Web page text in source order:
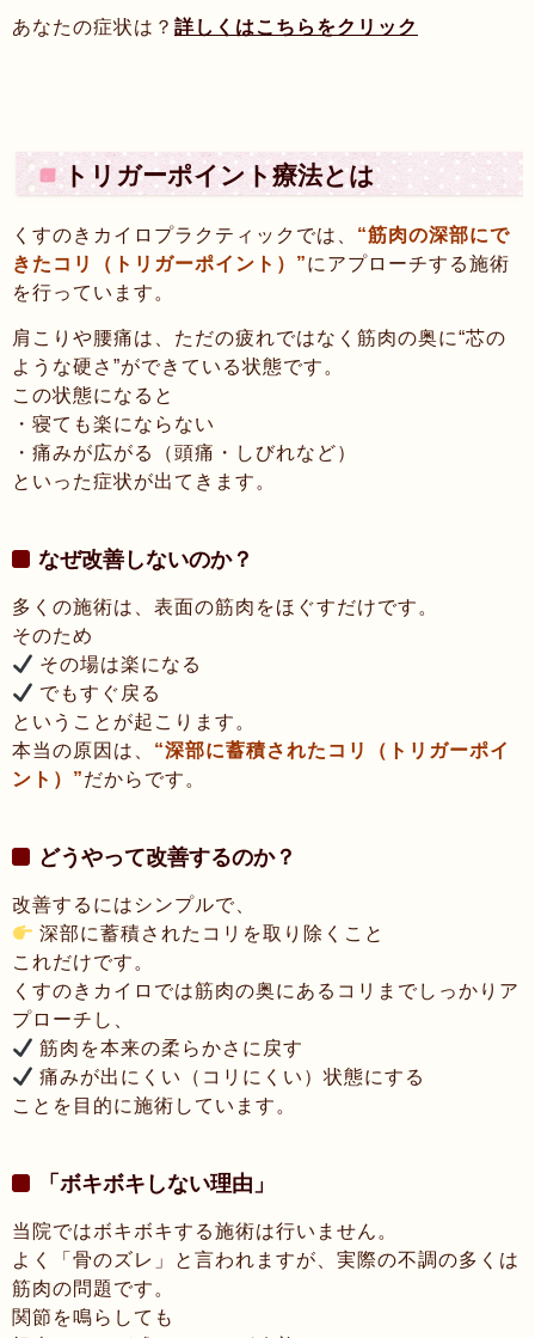
あなたの症状は？ 詳しくはこちらをクリック
トリガーポイント療法とは
くすのきカイロプラクティックでは、 “筋肉の深部にで
きたコリ（トリガーポイント）”にアプローチする施術
を行っています。
肩こりや腰痛は、ただの疲れではなく筋肉の奥に“芯の
ような硬さ”ができている状態です。
この状態になると
・寝ても楽にならない
・痛みが広がる（頭痛・しびれなど）
といった症状が出てきます。
なぜ改善しないのか？
多くの施術は、表面の筋肉をほぐすだけです。
そのため
その場は楽になる
でもすぐ戻る
ということが起こります。
本当の原因は、 “深部に蓄積されたコリ（トリガーポイ
ント）”だからです。
どうやって改善するのか？
改善するにはシンプルで、
深部に蓄積されたコリを取り除くこと
これだけです。
くすのきカイロでは筋肉の奥にあるコリまでしっかりア
プローチし、
筋肉を本来の柔らかさに戻す
痛みが出にくい（コリにくい）状態にする
ことを目的に施術しています。
「ボキボキしない理由」
当院ではボキボキする施術は行いません。
よく「骨のズレ」と言われますが、実際の不調の多くは
筋肉の問題です。
関節を鳴らしても